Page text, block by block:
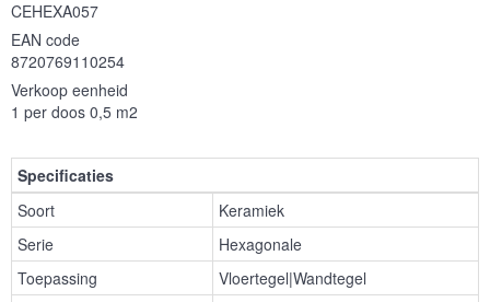
CEHEXA057
EAN code
8720769110254
Verkoop eenheid
1 per doos 0,5 m2
Specificaties
Soort
Keramiek
Serie
Hexagonale
Toepassing
Vloertegel|Wandtegel